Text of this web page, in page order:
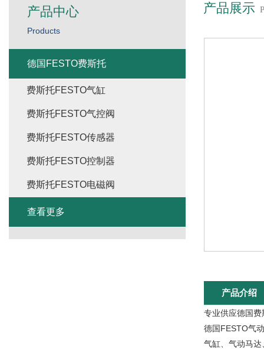
产品展示
产品介绍
专业供应德国
德国FESTO气
气缸、气动马
产品中心
Products
德国FESTO费斯托
费斯托FESTO气缸
费斯托FESTO气控阀
费斯托FESTO传感器
费斯托FESTO控制器
费斯托FESTO电磁阀
查看更多